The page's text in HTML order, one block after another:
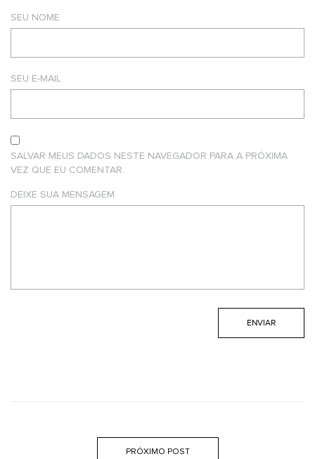
SEU NOME
SEU E-MAIL
SALVAR MEUS DADOS NESTE NAVEGADOR PARA A PRÓXIMA
VEZ QUE EU COMENTAR.
DEIXE SUA MENSAGEM
PRÓXIMO POST